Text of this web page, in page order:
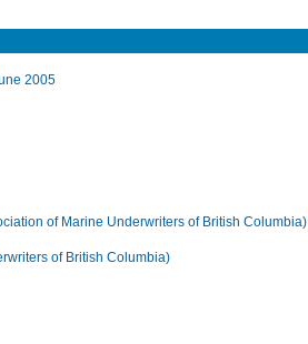
2005
of Marine Underwriters of British Columbia)
of British Columbia)